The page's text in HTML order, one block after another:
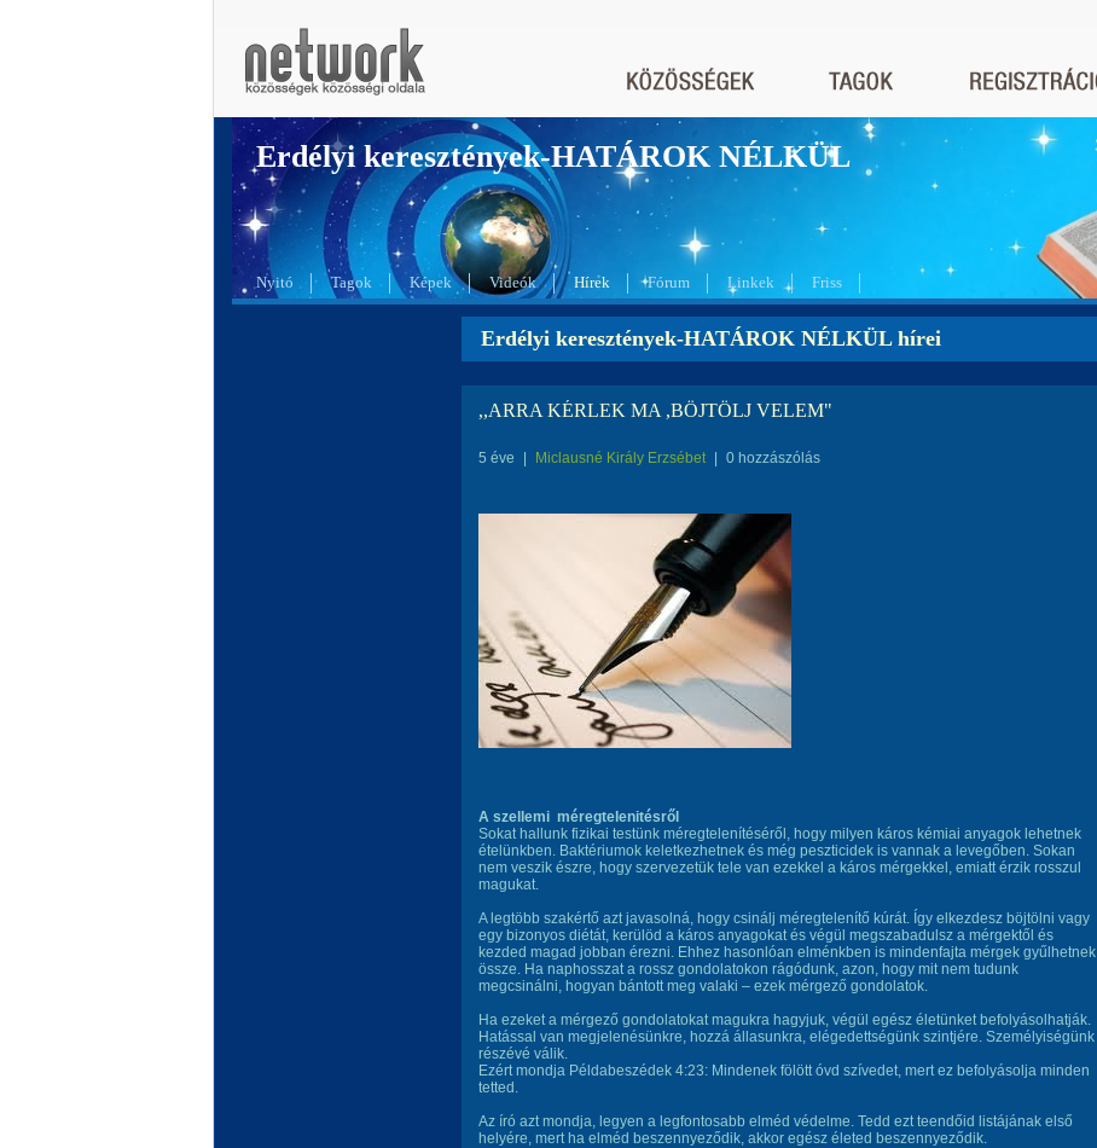
Erdélyi keresztények-HATÁROK NÉLKÜL
Nyitó Tagok Képek Videók Hírek Fórum Linkek Friss
Erdélyi keresztények-HATÁROK NÉLKÜL hírei
,,ARRA KÉRLEK MA ,BÖJTÖLJ VELEM"
5 éve Miclausné Király Erzsébet 0 hozzászólás
A szellemi méregtelenitésről
Sokat hallunk fizikai testünk méregtelenítéséről, hogy milyen káros kémiai anyagok lehetnek
ételünkben. Baktériumok keletkezhetnek és még peszticidek is vannak a levegőben. Sokan
nem veszik észre, hogy szervezetük tele van ezekkel a káros mérgekkel, emiatt érzik rosszul
magukat.
A legtöbb szakértő azt javasolná, hogy csinálj méregtelenítő kúrát. Így elkezdesz böjtölni vagy
egy bizonyos diétát, kerülöd a káros anyagokat és végül megszabadulsz a mérgektől és
kezded magad jobban érezni. Ehhez hasonlóan elménkben is mindenfajta mérgek gyűlhetnek
össze. Ha naphosszat a rossz gondolatokon rágódunk, azon, hogy mit nem tudunk
megcsinálni, hogyan bántott meg valaki – ezek mérgező gondolatok.
Ha ezeket a mérgező gondolatokat magukra hagyjuk, végül egész életünket befolyásolhatják.
Hatással van megjelenésünkre, hozzá állasunkra, elégedettségünk szintjére. Személyiségünk
részévé válik.
Ezért mondja Példabeszédek 4:23: Mindenek fölött óvd szívedet, mert ez befolyásolja minden
tetted.
Az író azt mondja, legyen a legfontosabb elméd védelme. Tedd ezt teendőid listájának első
helyére, mert ha elméd beszennyeződik, akkor egész életed beszennyeződik.